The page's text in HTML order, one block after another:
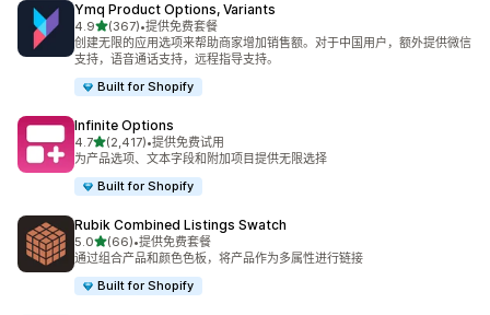
Ymq Product Options, Variants
4.9星（满分 5 星）
(367)
总共 367 条评论
•提供免费套餐
创建无限的应用选项来帮助商家增加销售额。对于中国用户，额外提供微信
支持，语音通话支持，远程指导支持。
Built for Shopify
Infinite Options
4.7星（满分 5 星）
(2,417)
总共 2417 条评论
•提供免费试用
为产品选项、文本字段和附加项目提供无限选择
Built for Shopify
Rubik Combined Listings Swatch
5.0星（满分 5 星）
(66)
总共 66 条评论
•提供免费套餐
通过组合产品和颜色色板，将产品作为多属性进行链接
Built for Shopify